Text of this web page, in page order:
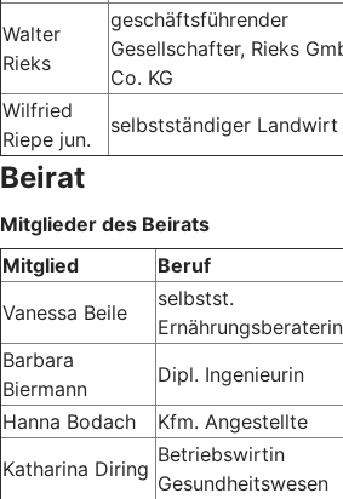
Walter
Rieks
geschäftsführender
Gesellschafter, Rieks
Co. KG
Wilfried
Riepe jun.
selbstständiger Landwirt
Beirat
Mitglieder des Beirats
Mitglied
Beruf
Vanessa Beile
selbstst.
Ernährungsberaterin
Barbara
Biermann
Dipl. Ingenieurin
Hanna Bodach
Kfm. Angestellte
Katharina Diring
Betriebswirtin
Gesundheitswesen